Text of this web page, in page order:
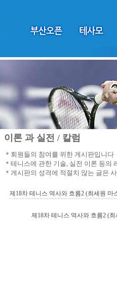
이론 과 실전 / 칼럼
＊회원들의 참여를 위한 게시판입니다
＊테니스에 관한 기술, 실전 이론 등의
＊게시판의 성격에 적절치 않는 글은
제18차 테니스 역사와 흐름2 (최세원 마
제18차 테니스 역사와 흐름2 (